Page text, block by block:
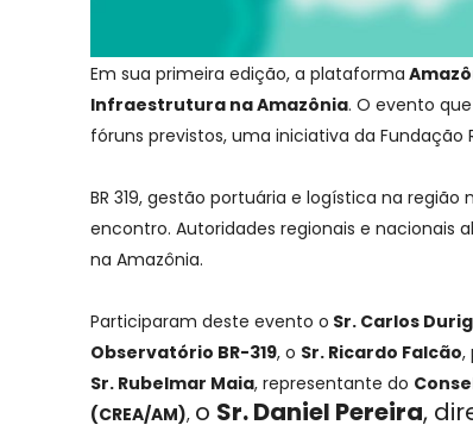
Em sua primeira edição, a plataforma
Infraestrutura na Amazônia. O evento
fóruns previstos, uma iniciativa da Fundação
BR 319, gestão portuária e logística na
encontro. Autoridades regionais e nacionais
na Amazônia.
Participaram deste evento o Sr. Carlos
Observatório BR-319, o Sr. Ricardo Falcão,
Sr. Rubelmar Maia, representante do
(CREA/AM), o Sr. Daniel Pereira,